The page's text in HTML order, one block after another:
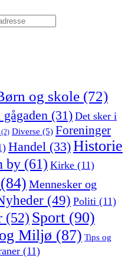
og skole (72)
(31) Det sker i
(2) Diverse (5) Foreninger
Handel (33)Historie
by (61) Kirke (11)
(84) Mennesker og
(49) Politi (11)
(52) Sport (90)
Miljø (87) Tips og
(11)